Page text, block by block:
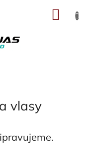
vlasy